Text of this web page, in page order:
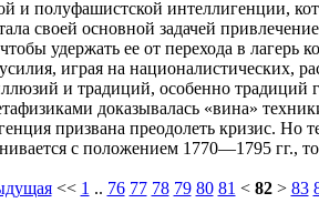
и полуфашистской интеллигенции,
своей основной задачей
удержать ее от перехода в
играя на националистических,
и традиций, особенно традиций
доказывалась «вина»
призвана преодолеть кризис.
с положением 1770—1795 гг.,
<< 1 .. 76 77 78 79 80 81 < 82> 83